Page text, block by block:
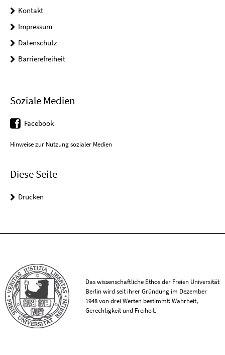
Kontakt
Impressum
Datenschutz
Barrierefreiheit
Soziale Medien
Facebook
Hinweise zur Nutzung sozialer Medien
Diese Seite
Drucken
Das wissenschaftliche Ethos der Freien Universität
Berlin wird seit ihrer Gründung im Dezember
1948 von drei Werten bestimmt: Wahrheit,
Gerechtigkeit und Freiheit.